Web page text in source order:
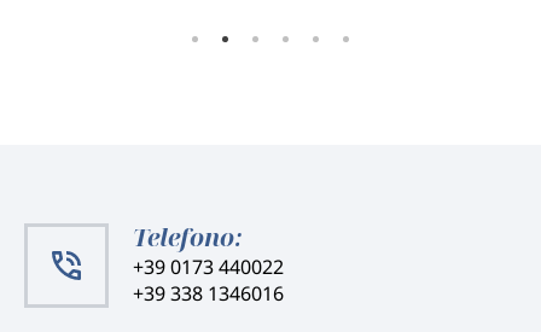
Telefono:
+39 0173 440022
+39 338 1346016